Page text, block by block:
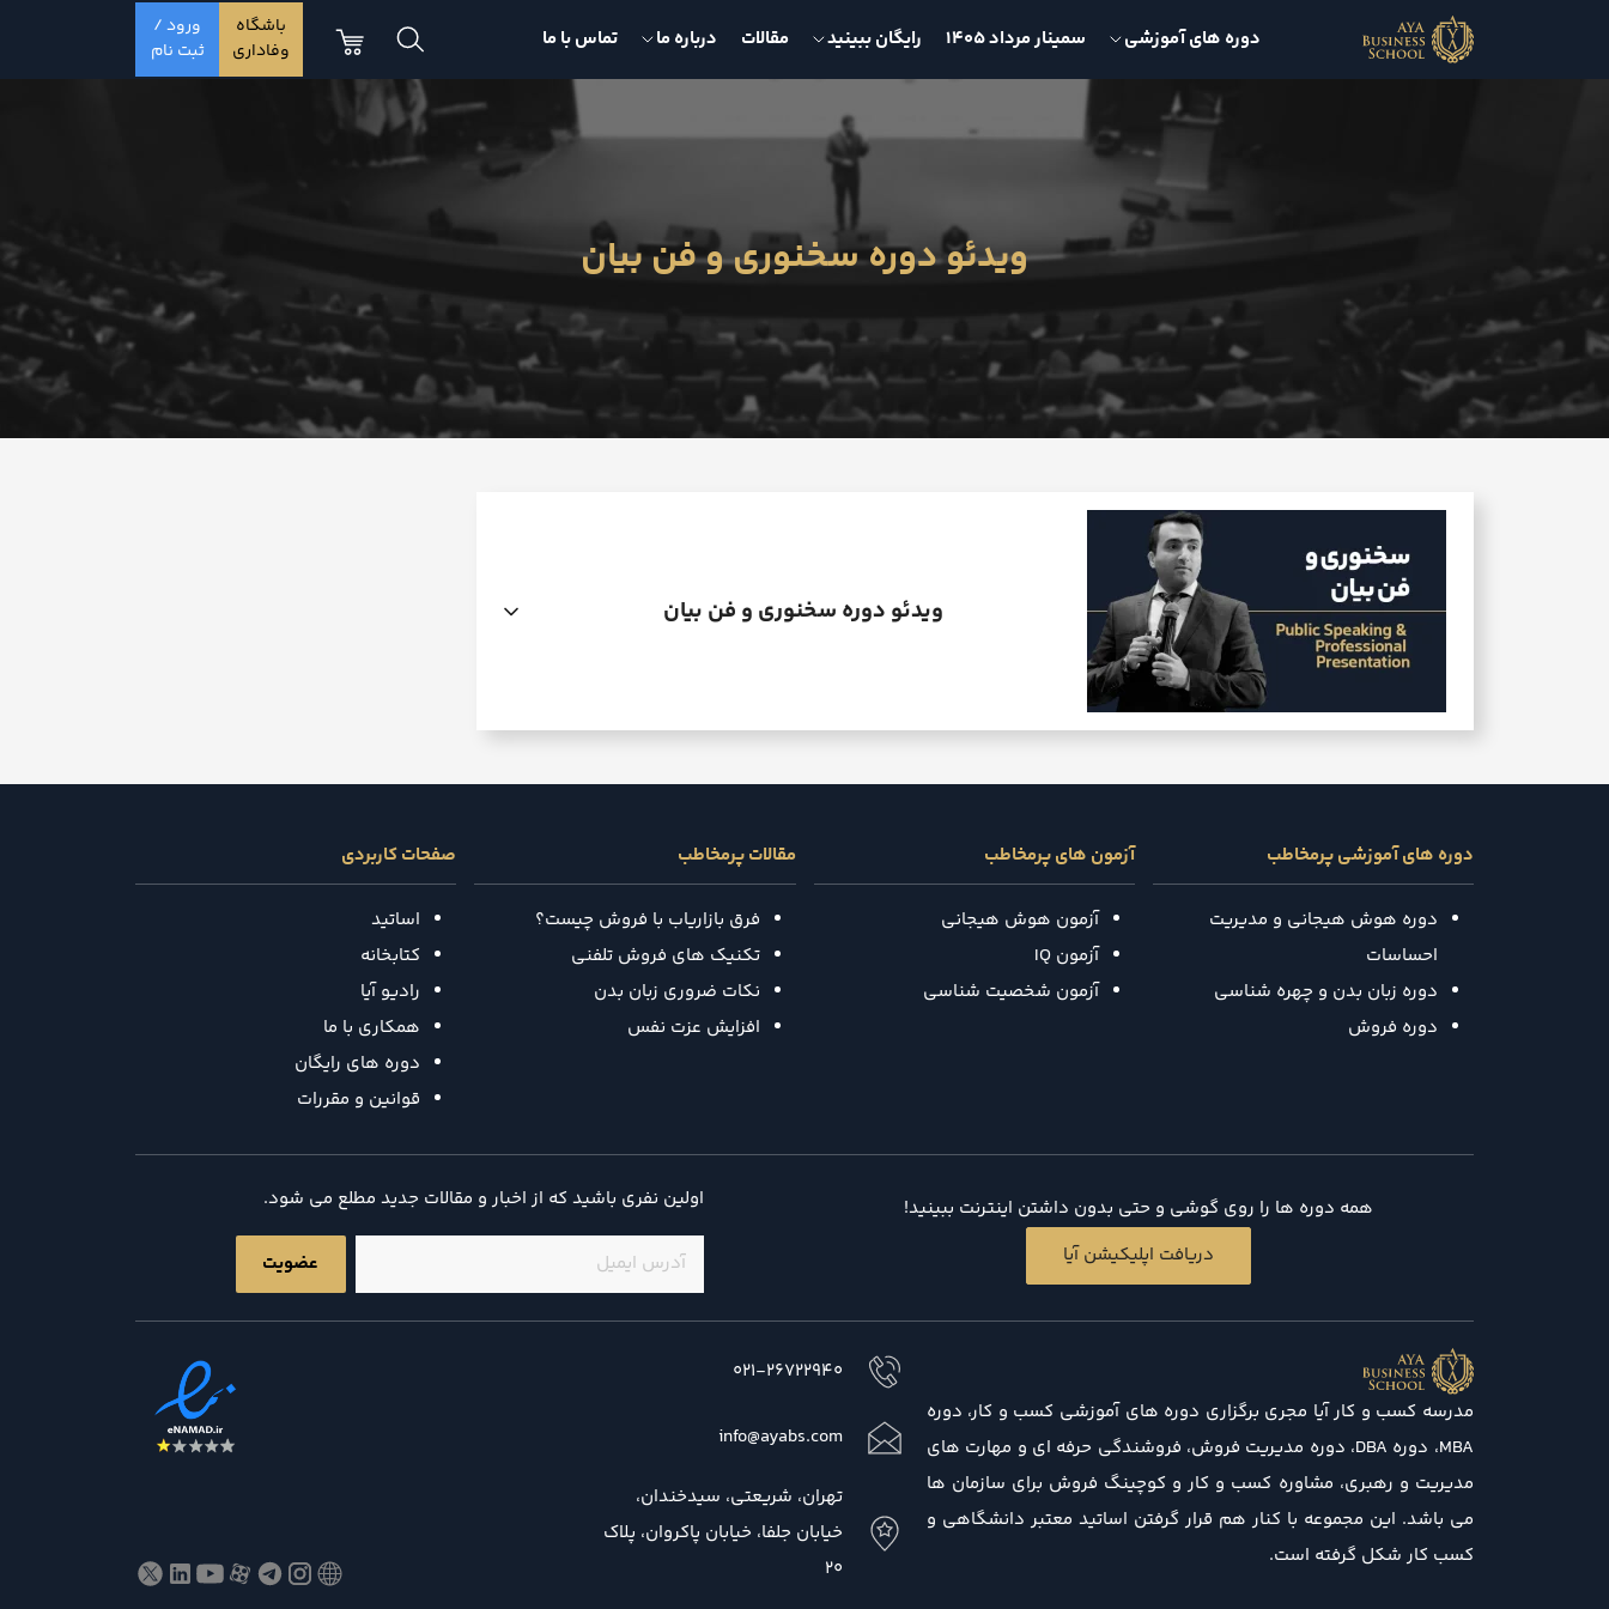
دوره های آموزشی سمینار مرداد 1405 رایگان ببینید مقالات درباره ما تماس با ما
باشگاه
وفاداری
ورود /
ثبت نام
ویدئو دوره سخنوری و فن بیان
ویدئو دوره سخنوری و فن بیان
دوره های آموزشی پرمخاطب
دوره هوش هیجانی و مدیریت
احساسات
دوره زبان بدن و چهره شناسی
دوره فروش
آزمون های پرمخاطب
آزمون هوش هیجانی
آزمون IQ
آزمون شخصیت شناسی
مقالات پرمخاطب
فرق بازاریاب با فروش چیست؟
تکنیک‌ های فروش تلفنی
نکات ضروری زبان بدن
افزایش عزت نفس
صفحات کاربردی
اساتید
کتابخانه
رادیو آیا
همکاری با ما
دوره های رایگان
قوانین و مقررات
همه دوره ها را روی گوشی و حتی بدون داشتن اینترنت ببینید!
دریافت اپلیکیشن آیا
اولین نفری باشید که از اخبار و مقالات جدید مطلع می شود.
ایمیل
(ضروری)
مدرسه کسب و کار آیا مجری برگزاری دوره های آموزشی کسب و کار، دوره
MBA، دوره DBA، دوره مدیریت فروش، فروشندگی حرفه ای و مهارت های
مدیریت و رهبری، مشاوره کسب و کار و کوچینگ فروش برای سازمان ها
می باشد. این مجموعه با کنار هم قرار گرفتن اساتید معتبر دانشگاهی و
کسب کار شکل گرفته است.
021-26722940
info@ayabs.com
تهران، شریعتی، سیدخندان،
خیابان جلفا، خیابان پاکروان، پلاک
20